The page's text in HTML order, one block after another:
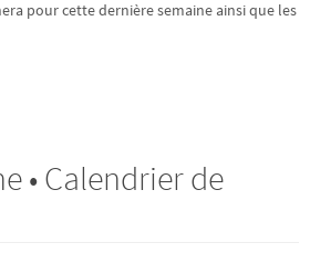
pour cette dernière semaine ainsi que les
• Calendrier de